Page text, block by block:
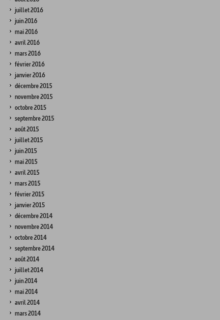
juillet 2016
juin 2016
mai 2016
avril 2016
mars 2016
février 2016
janvier 2016
décembre 2015
novembre 2015
octobre 2015
septembre 2015
août 2015
juillet 2015
juin 2015
mai 2015
avril 2015
mars 2015
février 2015
janvier 2015
décembre 2014
novembre 2014
octobre 2014
septembre 2014
août 2014
juillet 2014
juin 2014
mai 2014
avril 2014
mars 2014